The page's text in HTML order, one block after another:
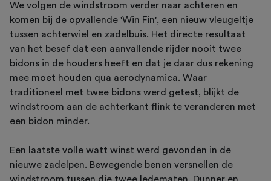
We volgen de windstroom verder naar achteren en
komen bij de opvallende 'Win Fin', een nieuw vleugeltje
tussen achterwiel en zadelbuis. Het directe resultaat
van het besef dat een aanvallende rijder nooit twee
bidons in de houders heeft en dat je daar dus rekening
mee moet houden qua aerodynamica. Waar
traditioneel met twee bidons werd getest, blijkt de
windstroom aan de achterkant flink te veranderen met
een bidon minder.
Een laatste volle watt winst werd gevonden in de
nieuwe zadelpen. Bewegende benen versnellen de